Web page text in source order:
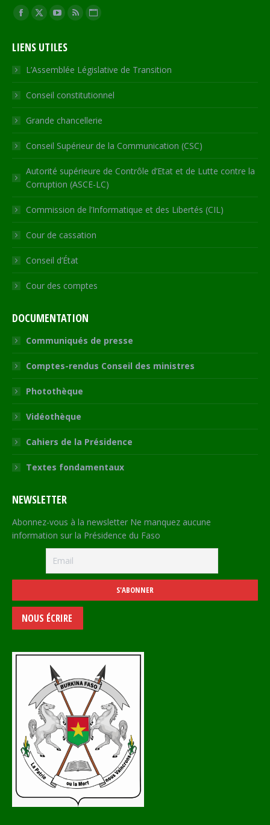
Trouvez nous sur :
Facebook
opens
in
new
window
X
opens
in
new
window
YouTube
opens
in
new
window
RSS
in
new
window
Site
opens
in
new
LIENS UTILES
L’Assemblée Législative de Transition
Conseil constitutionnel
Grande chancellerie
Conseil Supérieur de la Communication (CSC)
Autorité supérieure de Contrôle d’Etat et de Lutte contre la
Corruption (ASCE-LC)
Commission de l’Informatique et des Libertés (CIL)
Cour de cassation
Conseil d’État
Cour des comptes
DOCUMENTATION
Communiqués de presse
Comptes-rendus Conseil des ministres
Photothèque
Vidéothèque
Cahiers de la Présidence
Textes fondamentaux
NEWSLETTER
Abonnez-vous à la newsletter Ne manquez aucune
information sur la Présidence du Faso
NOUS ÉCRIRE